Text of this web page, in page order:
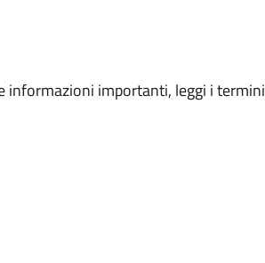
informazioni importanti, leggi i termini